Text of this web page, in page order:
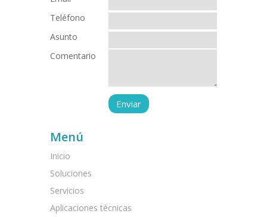
Teléfono
Asunto
Comentario
Menú
Inicio
Soluciones
Servicios
Aplicaciones técnicas